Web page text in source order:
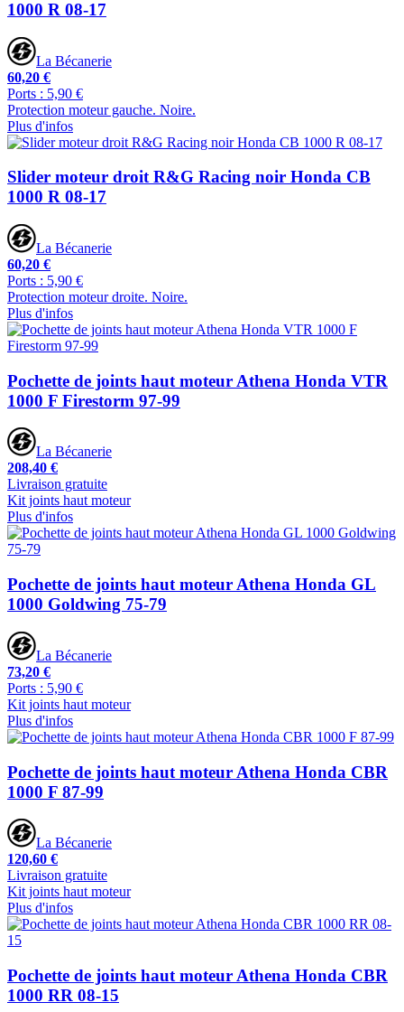
1000 R 08-17
La Bécanerie
60,20 €
Ports : 5,90 €
Protection moteur gauche. Noire.
Plus d'infos
Slider moteur droit R&G Racing noir Honda CB
1000 R 08-17
La Bécanerie
60,20 €
Ports : 5,90 €
Protection moteur droite. Noire.
Plus d'infos
Pochette de joints haut moteur Athena Honda VTR
1000 F Firestorm 97-99
La Bécanerie
208,40 €
Livraison gratuite
Kit joints haut moteur
Plus d'infos
Pochette de joints haut moteur Athena Honda GL
1000 Goldwing 75-79
La Bécanerie
73,20 €
Ports : 5,90 €
Kit joints haut moteur
Plus d'infos
Pochette de joints haut moteur Athena Honda CBR
1000 F 87-99
La Bécanerie
120,60 €
Livraison gratuite
Kit joints haut moteur
Plus d'infos
Pochette de joints haut moteur Athena Honda CBR
1000 RR 08-15